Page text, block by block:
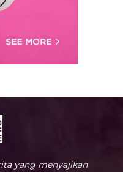
yang menyajikan